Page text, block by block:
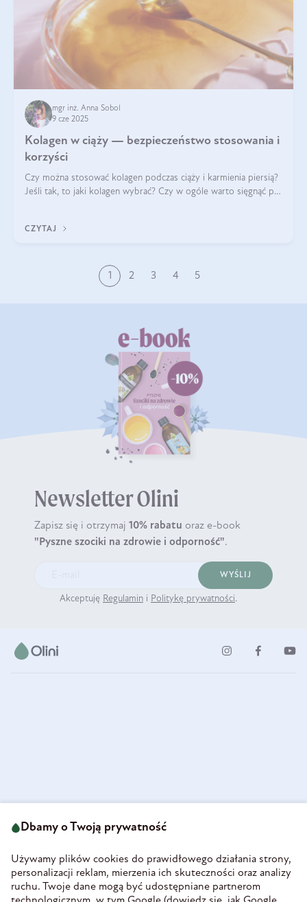
mgr inż. Anna Sobol
9 cze 2025
Kolagen w ciąży — bezpieczeństwo stosowania i
korzyści
Czy można stosować kolagen podczas ciąży i karmienia piersią?
Jeśli tak, to jaki kolagen wybrać? Czy w ogóle warto sięgnąć po
CZYTAJ
1 2 3 4 5
Newsletter Olini
Zapisz się i otrzymaj 10% rabatu oraz e-book
"Pyszne szociki na zdrowie i odporność".
WYŚLIJ
Akceptuję Regulamin i Politykę prywatności.
58-160 Świebodzice
REGON 890213034
INFORMACJE
Dbamy o Twoją prywatność
Używamy plików cookies do prawidłowego działania strony,
personalizacji reklam, mierzenia ich skuteczności oraz analizy
ruchu. Twoje dane mogą być udostępniane partnerom